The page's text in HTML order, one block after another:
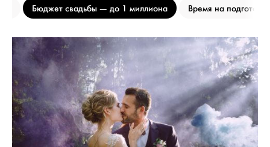
Бюджет свадьбы до 1 миллиона Время на подготовку